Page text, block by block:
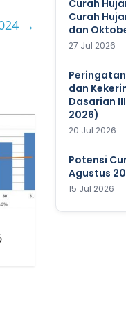
→
Curah
Curah
dan
27 Jul 2026
dan
Dasarian
2026)
20 Jul 2026
Potensi
Agustus
15 Jul 2026